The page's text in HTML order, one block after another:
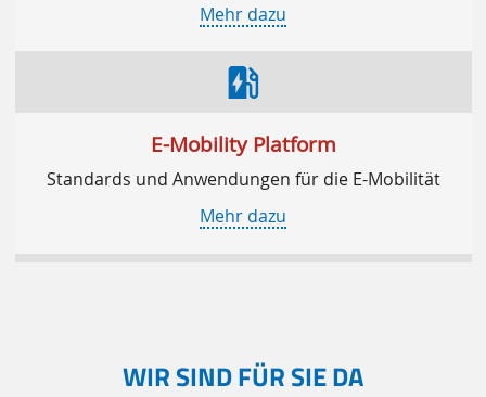
Mehr dazu
ev_station
E-Mobility Platform
Standards und Anwendungen für die E-Mobilität
Mehr dazu
WIR SIND FÜR SIE DA